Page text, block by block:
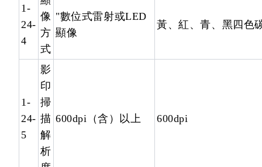
1-
24-
4
像
方
式
"數位式雷射或LED
顯像
黃、紅、青、黑四色
1-
24-
5
影
印
掃
描
解
析
600dpi（含）以上 600dpi